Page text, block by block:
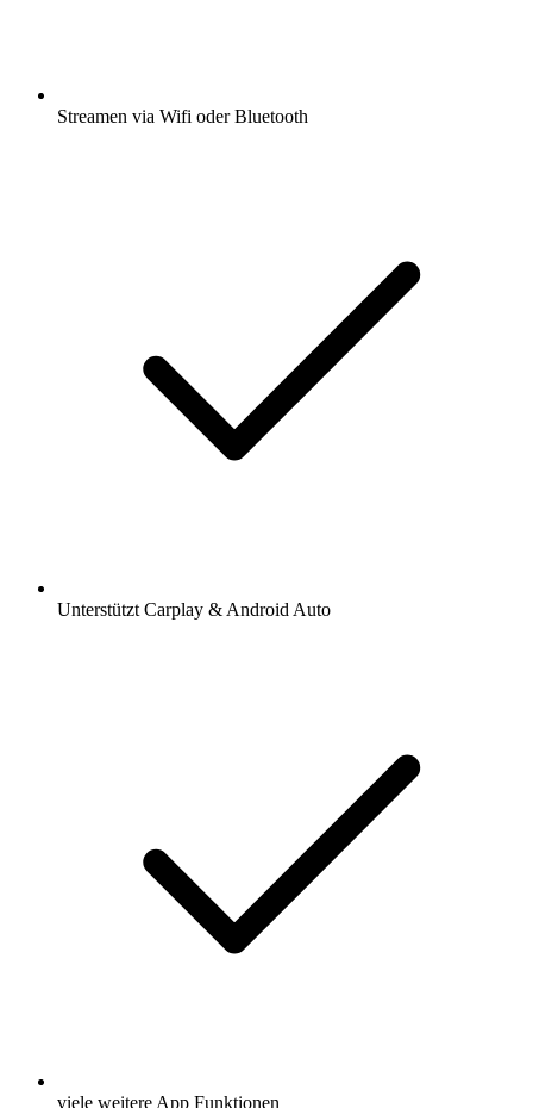
Streamen via Wifi oder Bluetooth
Unterstützt Carplay & Android Auto
viele weitere App Funktionen